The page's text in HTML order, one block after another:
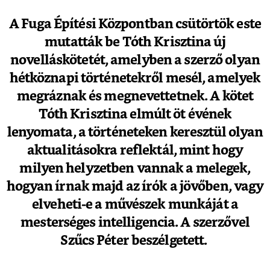
A Fuga Építési Központban csütörtök este
mutatták be Tóth Krisztina új
novelláskötetét, amelyben a szerző olyan
hétköznapi történetekről mesél, amelyek
megráznak és megnevettetnek. A kötet
Tóth Krisztina elmúlt öt évének
lenyomata, a történeteken keresztül olyan
aktualitásokra reflektál, mint hogy
milyen helyzetben vannak a melegek,
hogyan írnak majd az írók a jövőben, vagy
elveheti-e a művészek munkáját a
mesterséges intelligencia. A szerzővel
Szűcs Péter beszélgetett.